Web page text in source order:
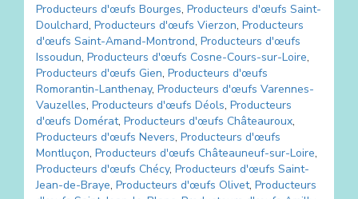
Producteurs d'œufs Bourges, Producteurs d'œufs Saint-
Doulchard, Producteurs d'œufs Vierzon, Producteurs
d'œufs Saint-Amand-Montrond, Producteurs d'œufs
Issoudun, Producteurs d'œufs Cosne-Cours-sur-Loire,
Producteurs d'œufs Gien, Producteurs d'œufs
Romorantin-Lanthenay, Producteurs d'œufs Varennes-
Vauzelles, Producteurs d'œufs Déols, Producteurs
d'œufs Domérat, Producteurs d'œufs Châteauroux,
Producteurs d'œufs Nevers, Producteurs d'œufs
Montluçon, Producteurs d'œufs Châteauneuf-sur-Loire,
Producteurs d'œufs Chécy, Producteurs d'œufs Saint-
Jean-de-Braye, Producteurs d'œufs Olivet, Producteurs